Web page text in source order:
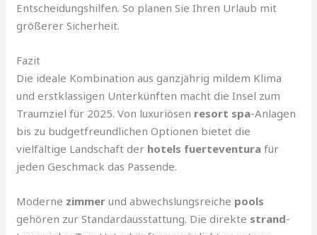
Entscheidungshilfen. So planen Sie Ihren Urlaub mit
größerer Sicherheit.
Fazit
Die ideale Kombination aus ganzjährig mildem Klima
und erstklassigen Unterkünften macht die Insel zum
Traumziel für 2025. Von luxuriösen resort spa-Anlagen
bis zu budgetfreundlichen Optionen bietet die
vielfältige Landschaft der hotels fuerteventura für
jeden Geschmack das Passende.
Moderne zimmer und abwechslungsreiche pools
gehören zur Standardausstattung. Die direkte strand-